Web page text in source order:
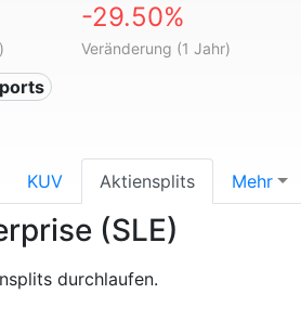
-29.50%
Veränderung (1 Jahr)
KUV Aktiensplits Mehr
(SLE)
durchlaufen.